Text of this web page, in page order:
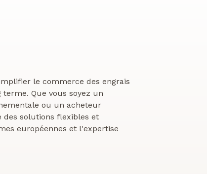
le commerce des engrais
Que vous soyez un
ou un acheteur
des solutions flexibles et
européennes et l'expertise